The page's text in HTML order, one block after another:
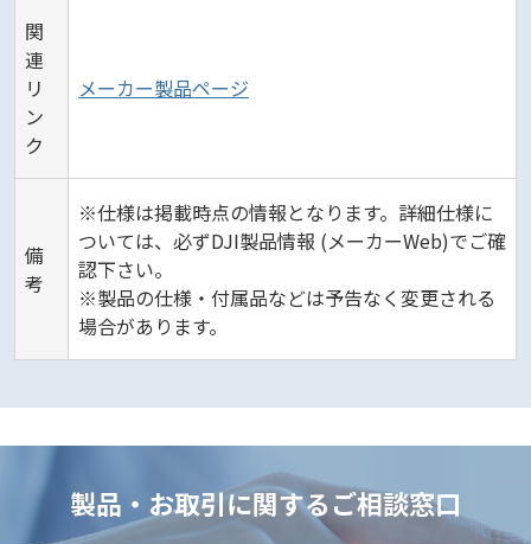
関
連
リ
ン
ク
メーカー製品ページ
備
考
※仕様は掲載時点の情報となります。詳細仕様に
ついては、必ずDJI製品情報 (メーカーWeb)でご確
認下さい。
※製品の仕様・付属品などは予告なく変更される
場合があります。
製品・お取引に関するご相談窓口